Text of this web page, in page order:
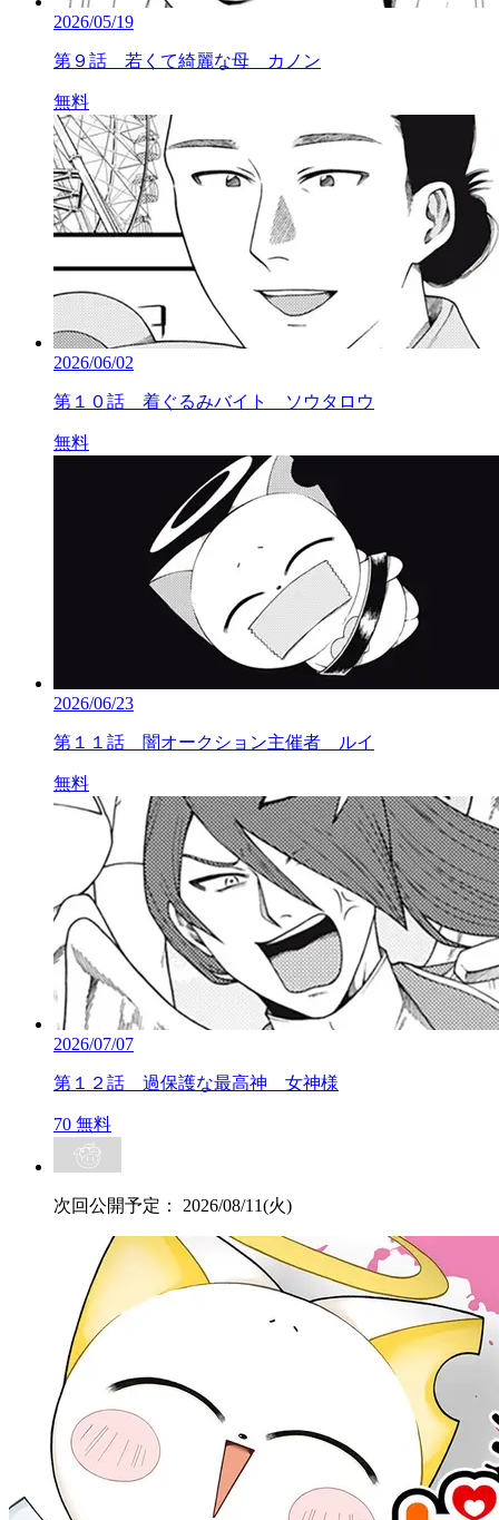
2026/05/19
第９話 若くて綺麗な母 カノン
無料
2026/06/02
第１０話 着ぐるみバイト ソウタロウ
無料
2026/06/23
第１１話 闇オークション主催者 ルイ
無料
2026/07/07
第１２話 過保護な最高神 女神様
70 無料
次回公開予定： 2026/08/11(火)